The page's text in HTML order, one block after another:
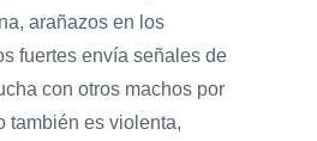
arañazos en los
fuertes envía señales de
con otros machos por
también es violenta,